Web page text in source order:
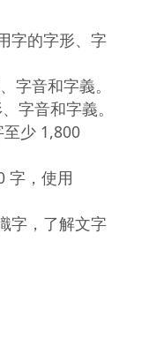
字的字形、字
字音和字義。
字音和字義。
少 1,800
字，使用
字，了解文字